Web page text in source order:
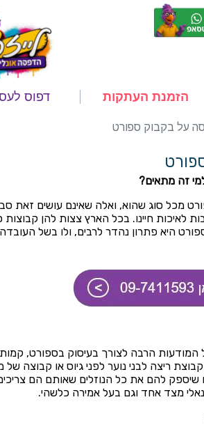
הזמנת העתקות דפוס
על בקבוק ספורט
זה מתאים?
מכל סוג שהוא, ואלה שאינם עושים זאת
לאיכות חיינו. בכל הארץ צצות להן
היא פתרון נהדר לרבים, ולו בשל
המודעות הרבה לצורך בעיסוק בספורט,
ריצה לבני נוער לפני גיוס או קבוצה
שיספק להם את כל הנוזלים שאותם הם
מצד אחד וגם בעל אמירה כלשהי.